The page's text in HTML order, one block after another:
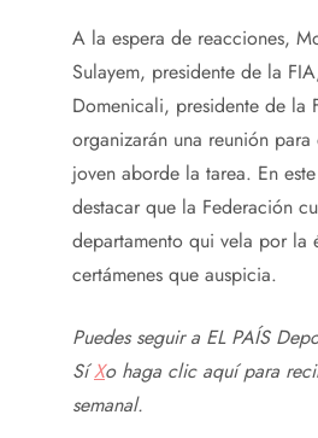
A la espera de reacciones,
Sulayem, presidente de la
Domenicali, presidente de la
organizarán una reunión para
joven aborde la tarea. En
destacar que la Federación
departamento qui vela por la
certámenes que auspicia.
Puedes seguir a EL PAÍS
SíXo haga clic aquí para
semanal.